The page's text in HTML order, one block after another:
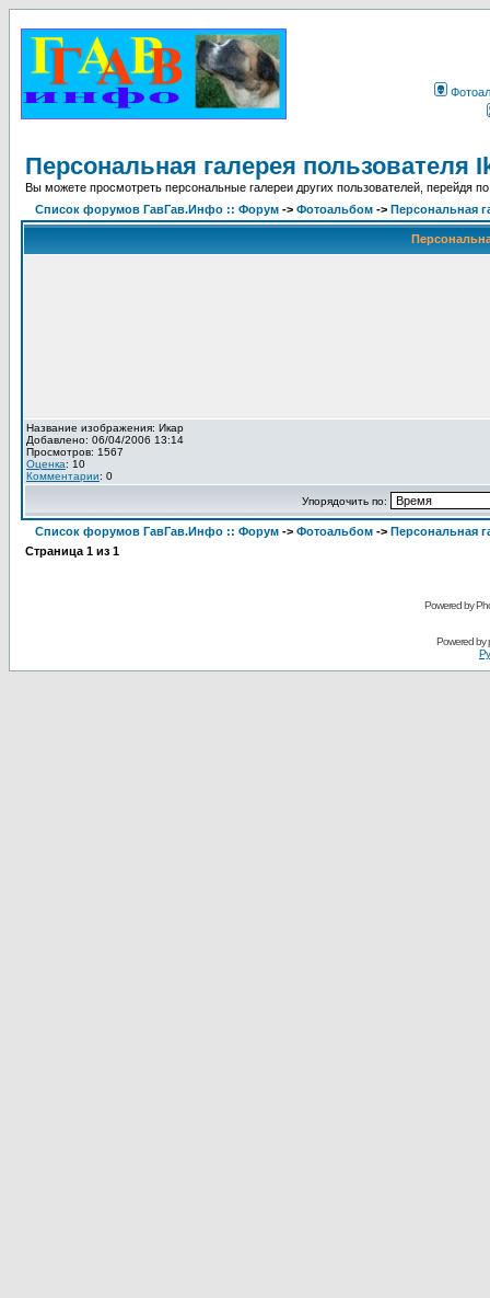
Персональная галерея пользователя
Вы можете просмотреть персональные галереи других пользователей, перейдя
Список форумов ГавГав.Инфо :: Форум -> Фотоальбом -> Персональная
Название изображения: Икар
Добавлено: 06/04/2006 13:14
Просмотров: 1567
Оценка: 10
Комментарии: 0
Упорядочить по:
Список форумов ГавГав.Инфо :: Форум -> Фотоальбом -> Персональная
Страница 1 из 1
Powered by
Powered by